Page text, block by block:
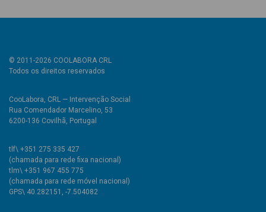
© 2011-2026 COOLABORA CRL
Todos os direitos reservados
CooLabora, CRL — Intervenção Social
Rua Comendador Marcelino, 53
6200-136 Covilhã, Portugal
tlf\ +351 275 335 427
(chamada para rede fixa nacional)
tlm\ +351 967 455 775
(chamada para rede móvel nacional)
GPS\ 40.282151, -7.504082